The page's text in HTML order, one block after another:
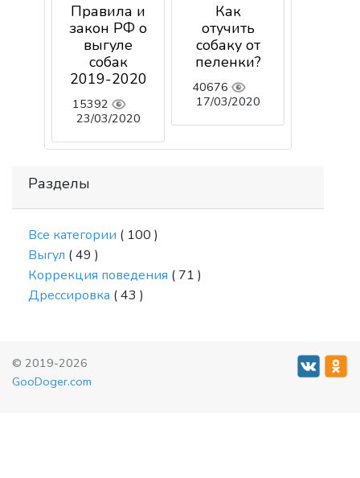
Правила и
закон РФ о
выгуле
собак
2019-2020
15392
23/03/2020
Как
отучить
собаку от
пеленки?
40676
17/03/2020
Разделы
Все категории ( 100 )
Выгул ( 49 )
Коррекция поведения ( 71 )
Дрессировка ( 43 )
© 2019-2026
GooDoger.com